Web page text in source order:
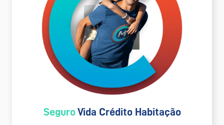
SeguroVida Crédito Habitação